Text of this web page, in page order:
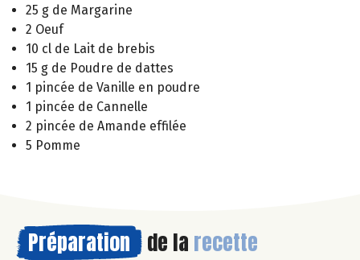
25 g de Margarine
2 Oeuf
10 cl de Lait de brebis
15 g de Poudre de dattes
1 pincée de Vanille en poudre
1 pincée de Cannelle
2 pincée de Amande effilée
5 Pomme
Préparation de la recette